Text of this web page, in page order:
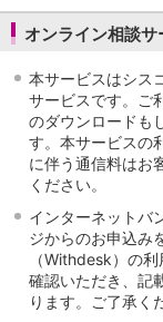
埼玉県
千葉県
東京都
神奈川県
新潟県
富山県
石川県
山梨県
長野県
東海／近畿
岐阜県
静岡県
オンライン相談
本サービスはシス
サービスです。ご
のダウンロードも
す。本サービスの
に伴う通信料はお
ください。
インターネットバ
ジからのお申込み
（Withdesk）の
確認いただき、記
ります。ご了承く